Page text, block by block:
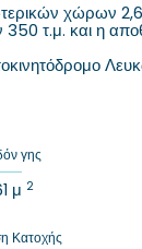
χώρων
τ.μ. και η
γης
μ 2
Κατοχής